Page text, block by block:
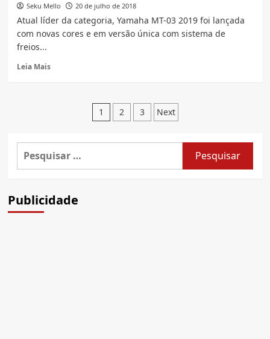
RTR
200
em
Seku Mello 20 de julho de 2018
Atual líder da categoria, Yamaha MT-03 2019 foi lançada
com novas cores e em versão única com sistema de
freios...
Leia MaisRead
2019
Paginação
1 2 3 Next
Pesquisar
por:
Publicidade